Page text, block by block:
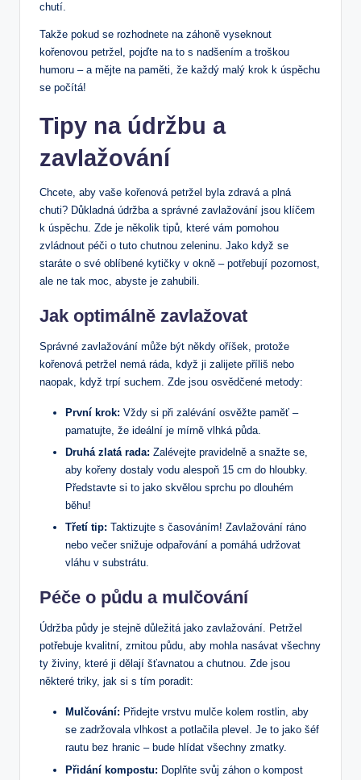
chutí.
Takže pokud se rozhodnete na záhoně vyseknout
kořenovou petržel, pojďte na to s nadšením a troškou
humoru – a mějte na paměti, že každý malý krok k úspěchu
se počítá!
Tipy na údržbu a
zavlažování
Chcete, aby vaše kořenová petržel byla zdravá a plná
chuti? Důkladná údržba a správné zavlažování jsou klíčem
k úspěchu. Zde je několik tipů, které vám pomohou
zvládnout péči o tuto chutnou zeleninu. Jako když se
staráte o své oblíbené kytičky v okně – potřebují pozornost,
ale ne tak moc, abyste je zahubili.
Jak optimálně zavlažovat
Správné zavlažování může být někdy oříšek, protože
kořenová petržel nemá ráda, když ji zalijete příliš nebo
naopak, když trpí suchem. Zde jsou osvědčené metody:
První krok: Vždy si při zalévání osvěžte paměť –
pamatujte, že ideální je mírně vlhká půda.
Druhá zlatá rada: Zalévejte pravidelně a snažte se,
aby kořeny dostaly vodu alespoň 15 cm do hloubky.
Představte si to jako skvělou sprchu po dlouhém
běhu!
Třetí tip: Taktizujte s časováním! Zavlažování ráno
nebo večer snižuje odpařování a pomáhá udržovat
vláhu v substrátu.
Péče o půdu a mulčování
Údržba půdy je stejně důležitá jako zavlažování. Petržel
potřebuje kvalitní, zrnitou půdu, aby mohla nasávat všechny
ty živiny, které ji dělají šťavnatou a chutnou. Zde jsou
některé triky, jak si s tím poradit:
Mulčování: Přidejte vrstvu mulče kolem rostlin, aby
se zadržovala vlhkost a potlačila plevel. Je to jako šéf
rautu bez hranic – bude hlídat všechny zmatky.
Přidání kompostu: Doplňte svůj záhon o kompost